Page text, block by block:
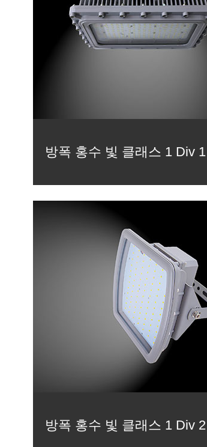
방폭 홍수 빛 클래스 1 Div
방폭 홍수 빛 클래스 1 Div